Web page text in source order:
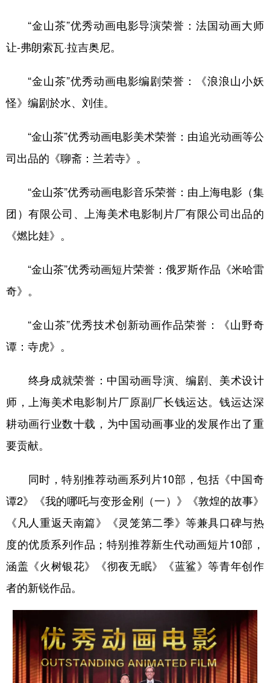
“金山茶”优秀动画电影导演荣誉：法国动画大师
让-弗朗索瓦·拉吉奥尼。
“金山茶”优秀动画电影编剧荣誉：《浪浪山小妖
怪》编剧於水、刘佳。
“金山茶”优秀动画电影美术荣誉：由追光动画等公
司出品的《聊斋：兰若寺》。
“金山茶”优秀动画电影音乐荣誉：由上海电影（集
团）有限公司、上海美术电影制片厂有限公司出品的
《燃比娃》。
“金山茶”优秀动画短片荣誉：俄罗斯作品《米哈雷
奇》。
“金山茶”优秀技术创新动画作品荣誉：《山野奇
谭：寺虎》。
终身成就荣誉：中国动画导演、编剧、美术设计
师，上海美术电影制片厂原副厂长钱运达。钱运达深
耕动画行业数十载，为中国动画事业的发展作出了重
要贡献。
同时，特别推荐动画系列片10部，包括《中国奇
谭2》《我的哪吒与变形金刚（一）》《敦煌的故事》
《凡人重返天南篇》《灵笼第二季》等兼具口碑与热
度的优质系列作品；特别推荐新生代动画短片10部，
涵盖《火树银花》《彻夜无眠》《蓝鲨》等青年创作
者的新锐作品。